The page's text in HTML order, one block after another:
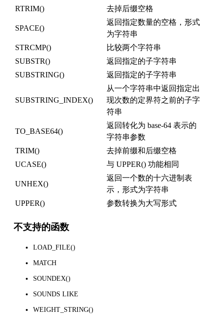
RTRIM()
去掉后缀空格
SPACE()
返回指定数量的空格，形式
为字符串
STRCMP()
比较两个字符串
SUBSTR()
返回指定的子字符串
SUBSTRING()
返回指定的子字符串
SUBSTRING_INDEX()
从一个字符串中返回指定出
现次数的定界符之前的子字
符串
TO_BASE64()
返回转化为 base-64 表示的
字符串参数
TRIM()
去掉前缀和后缀空格
UCASE()
与 UPPER() 功能相同
UNHEX()
返回一个数的十六进制表
示，形式为字符串
UPPER()
参数转换为大写形式
不支持的函数
LOAD_FILE()
MATCH
SOUNDEX()
SOUNDS LIKE
WEIGHT_STRING()